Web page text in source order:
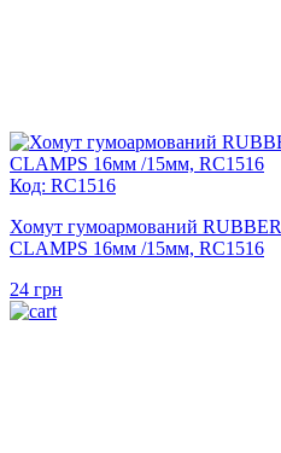
Код: RC1516
Хомут гумоармований RUBBER
CLAMPS 16мм /15мм, RC1516
24 грн